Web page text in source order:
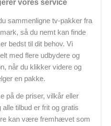
vores service
sammenligne tv-pakker fra
så du nemt kan finde
bedst til dit behov. Vi
med flere udbydere og
når du klikker videre og
en pakke.
på de priser, vilkår eller
tilbud er frit og gratis
kan være fremhævet som